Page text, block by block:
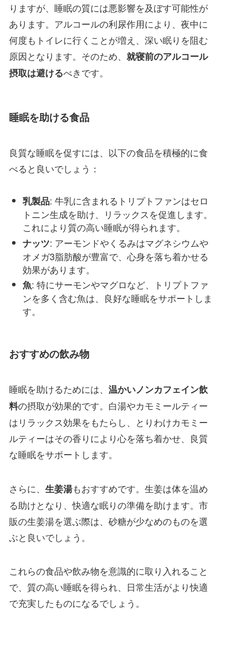
りますが、睡眠の質には悪影響を及ぼす可能性が
あります。アルコールの利尿作用により、夜中に
何度もトイレに行くことが増え、深い眠りを阻む
原因となります。そのため、 就寝前のアルコール
摂取は避けるべきです。
睡眠を助ける食品
良質な睡眠を促すには、以下の食品を積極的に食
べると良いでしょう：
乳製品: 牛乳に含まれるトリプトファンはセロ
トニン生成を助け、リラックスを促進します。
これにより質の高い睡眠が得られます。
ナッツ: アーモンドやくるみはマグネシウムや
オメガ3脂肪酸が豊富で、心身を落ち着かせる
効果があります。
魚: 特にサーモンやマグロなど、トリプトファ
ンを多く含む魚は、良好な睡眠をサポートしま
す。
おすすめの飲み物
睡眠を助けるためには、 温かいノンカフェイン飲
料の摂取が効果的です。白湯やカモミールティー
はリラックス効果をもたらし、とりわけカモミー
ルティーはその香りにより心を落ち着かせ、良質
な睡眠をサポートします。
さらに、 生姜湯もおすすめです。生姜は体を温め
る助けとなり、快適な眠りの準備を助けます。市
販の生姜湯を選ぶ際は、砂糖が少なめのものを選
ぶと良いでしょう。
これらの食品や飲み物を意識的に取り入れること
で、質の高い睡眠を得られ、日常生活がより快適
で充実したものになるでしょう。